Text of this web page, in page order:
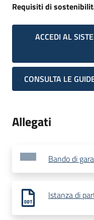
Requisiti di
ACCEDI AL
CONSULTA LE
Allegati
Bando di gara
Istanza di